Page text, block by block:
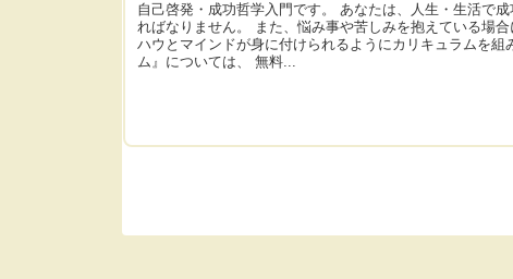
自己啓発・成功哲学入門です。 あなたは、人生・生活で
ればなりません。 また、悩み事や苦しみを抱えている場
ハウとマインドが身に付けられるようにカリキュラムを
ム』については、 無料...